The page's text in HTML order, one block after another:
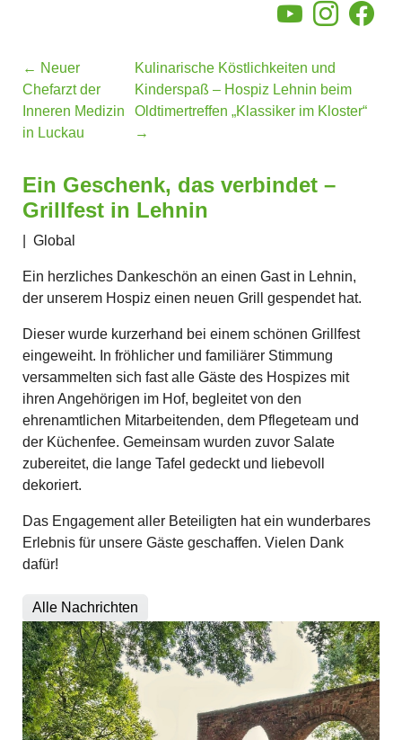
YouTubeInstagram
← Neuer
Chefarzt der
Inneren Medizin
in Luckau
Kulinarische Köstlichkeiten und
Kinderspaß – Hospiz Lehnin beim
Oldtimertreffen „Klassiker im Kloster“
→
Ein Geschenk, das verbindet –
Grillfest in Lehnin
Global
Ein herzliches Dankeschön an einen Gast in Lehnin,
der unserem Hospiz einen neuen Grill gespendet hat.
Dieser wurde kurzerhand bei einem schönen Grillfest
eingeweiht. In fröhlicher und familiärer Stimmung
versammelten sich fast alle Gäste des Hospizes mit
ihren Angehörigen im Hof, begleitet von den
ehrenamtlichen Mitarbeitenden, dem Pflegeteam und
der Küchenfee. Gemeinsam wurden zuvor Salate
zubereitet, die lange Tafel gedeckt und liebevoll
dekoriert.
Das Engagement aller Beteiligten hat ein wunderbares
Erlebnis für unsere Gäste geschaffen. Vielen Dank
dafür!
Alle Nachrichten